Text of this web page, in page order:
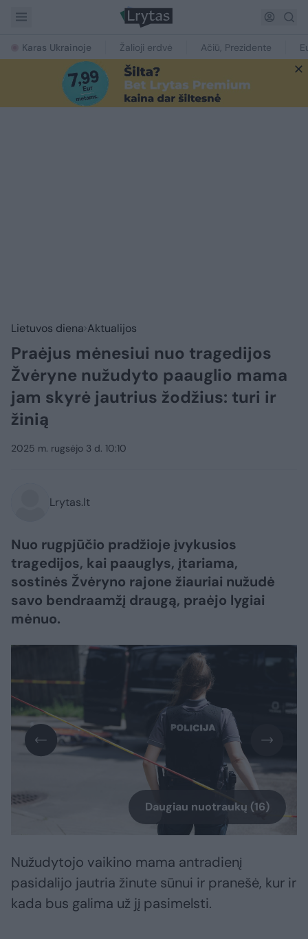
Karas Ukrainoje Žalioji erdvė Ačiū, Prezidente
Lietuvos diena Aktualijos
Praėjus mėnesiui nuo tragedijos
Žvėryne nužudyto paauglio mama
jam skyrė jautrius žodžius: turi ir
žinią
2025 m. rugsėjo 3 d. 10:10
Lrytas.lt
Nuo rugpjūčio pradžioje įvykusios
tragedijos, kai paauglys, įtariama,
sostinės Žvėryno rajone žiauriai nužudė
savo bendraamžį draugą, praėjo lygiai
mėnuo.
Daugiau nuotraukų (16)
Nužudytojo vaikino mama antradienį
pasidalijo jautria žinute sūnui ir pranešė, kur ir
kada bus galima už jį pasimelsti.